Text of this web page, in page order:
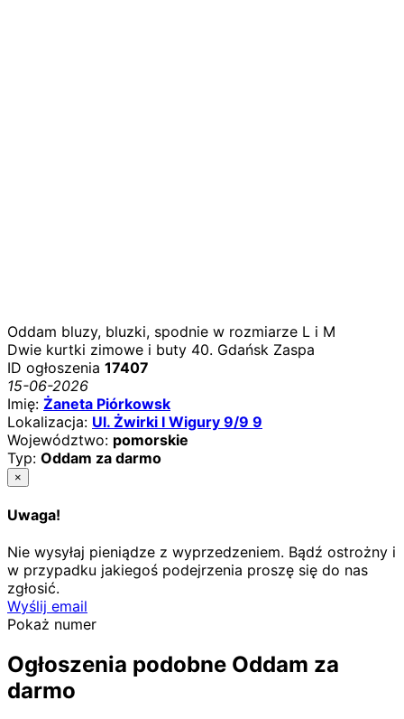
Oddam bluzy, bluzki, spodnie w rozmiarze L i M
Dwie kurtki zimowe i buty 40. Gdańsk Zaspa
ID ogłoszenia 17407
15-06-2026
Imię: Żaneta Piórkowsk
Lokalizacja: Ul. Żwirki I Wigury 9/9 9
Województwo: pomorskie
Typ: Oddam za darmo
×
Uwaga!
Nie wysyłaj pieniądze z wyprzedzeniem. Bądź ostrożny i
w przypadku jakiegoś podejrzenia proszę się do nas
zgłosić.
Wyślij email
Pokaż numer
Ogłoszenia podobne Oddam za
darmo